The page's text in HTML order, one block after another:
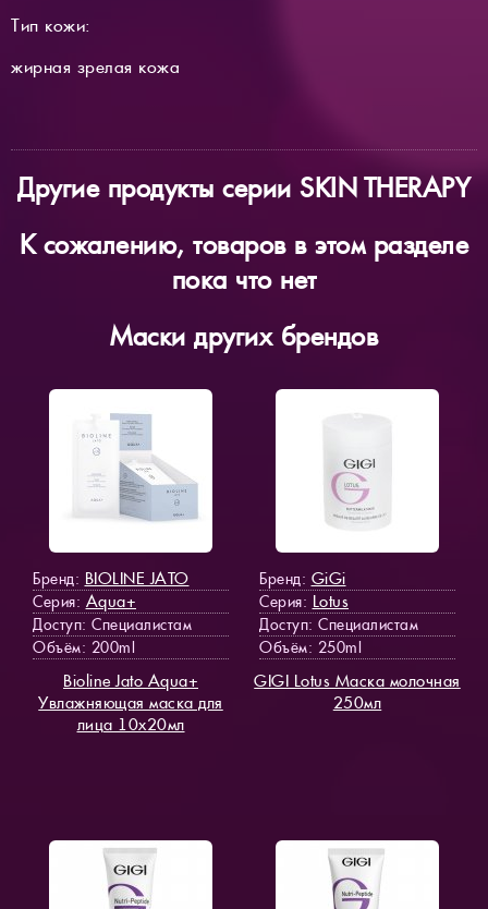
Тип кожи:
жирная зрелая кожа
Другие продукты серии SKIN THERAPY
К сожалению, товаров в этом разделе
пока что нет
Маски других брендов
Бренд: BIOLINE JATO
Серия: Aqua+
Доступ: Специалистам
Объём: 200ml
Bioline Jato Aqua+
Увлажняющая маска для
лица 10х20мл
Бренд: GiGi
Серия: Lotus
Доступ: Специалистам
Объём: 250ml
GIGI Lotus Маска молочная
250мл